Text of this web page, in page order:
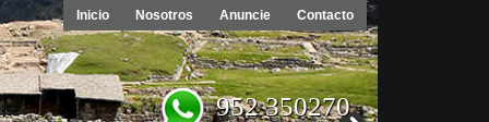
Inicio Nosotros Anuncie Contacto
952 350270